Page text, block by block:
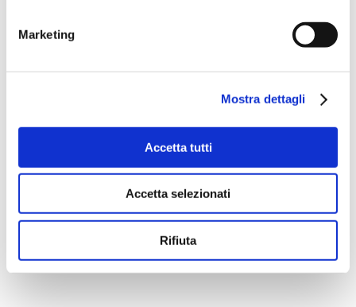
Marketing
Mostra dettagli
Accetta tutti
Accetta selezionati
Rifiuta